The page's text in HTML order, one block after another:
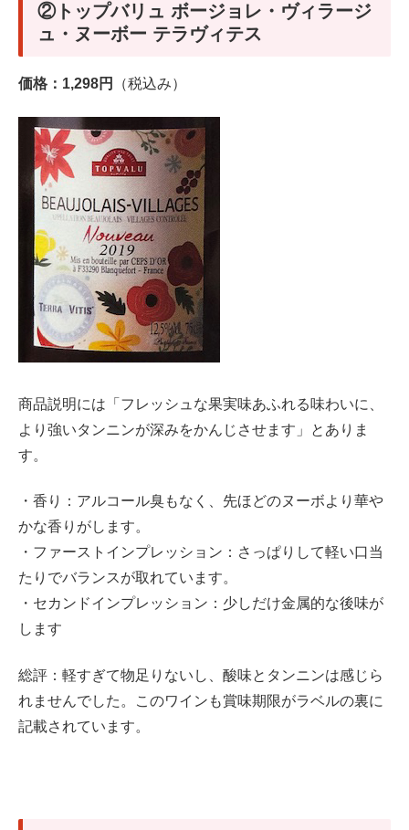
②トップバリュ ボージョレ・ヴィラージ
ュ・ヌーボー テラヴィテス
価格：1,298円 （税込み）
商品説明には「フレッシュな果実味あふれる味わいに、
より強いタンニンが深みをかんじさせます」とありま
す。
・香り：アルコール臭もなく、先ほどのヌーボより華や
かな香りがします。
・ファーストインプレッション：さっぱりして軽い口当
たりでバランスが取れています。
・セカンドインプレッション：少しだけ金属的な後味が
します
総評：軽すぎて物足りないし、酸味とタンニンは感じら
れませんでした。このワインも賞味期限がラベルの裏に
記載されています。